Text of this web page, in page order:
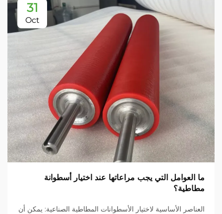
31
Oct
ما العوامل التي يجب مراعاتها عند اختيار أسطوانة
مطاطية؟
العناصر الأساسية لاختيار الأسطوانات المطاطية الصناعية: يمكن أن